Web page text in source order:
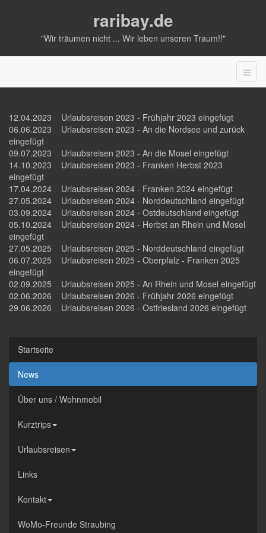
raribay.de
"Wir träumen nicht ... Wir leben unseren Traum!!"
12.04.2023 Urlaubsreisen 2023 - Frühjahr 2023 eingefügt
06.06.2023 Urlaubsreisen 2023 - An die Nordsee und zurück
eingefügt
09.07.2023 Urlaubsreisen 2023 - An die Mosel eingefügt
14.10.2023 Urlaubsreisen 2023 - Franken Herbst 2023
eingefügt
17.04.2024 Urlaubsreisen 2024 - Franken 2024 eingefügt
27.05.2024 Urlaubsreisen 2024 - Norddeutschland eingefügt
03.09.2024 Urlaubsreisen 2024 - Ostdeutschland eingefügt
05.10.2024 Urlaubsreisen 2024 - Herbst an Rhein und Mosel
eingefügt
27.05.2025 Urlaubsreisen 2025 - Norddeutschland eingefügt
06.07.2025 Urlaubsreisen 2025 - Oberpfalz - Franken 2025
eingefügt
02.09.2025 Urlaubsreisen 2025 - An Rhein und Mosel eingefügt
02.06.2026 Urlaubsreisen 2026 - Frühjahr 2026 eingefügt
29.06.2026 Urlaubsreisen 2026 - Ostfriesland 2026 eingefügt
Startseite
News
Über uns / Wohnmobil
Kurztrips
Urlaubsreisen
Links
Kontakt
WoMo-Freunde Straubing